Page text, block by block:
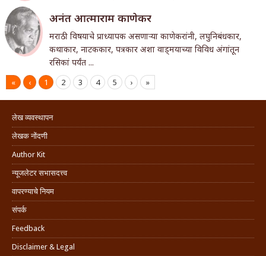
अनंत आत्माराम काणेकर
मराठी विषयाचे प्राध्यापक असणार्‍या काणेकरांनी, लघुनिबंधकार,
कथाकार, नाटककार, पत्रकार अशा वाड्मयाच्या विविध अंगांतून
रसिकां पर्यंत ...
« ‹ 1 2 3 4 5 › »
लेख व्यवस्थापन
लेखक नोंदणी
Author Kit
न्यूजलेटर सभासदत्त्व
वापरण्याचे नियम
संपर्क
Feedback
Disclaimer & Legal